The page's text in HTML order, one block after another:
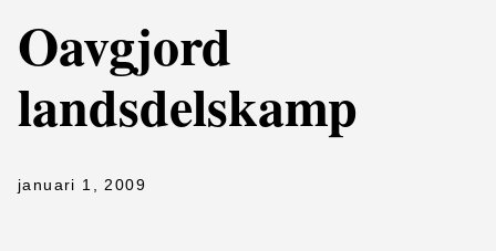
Oavgjord
landsdelskamp
januari 1, 2009